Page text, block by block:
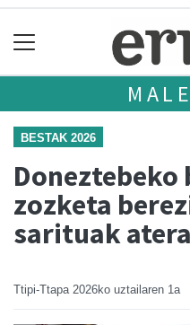
BESTAK 2026
Doneztebeko
zozketa
sarituak
Ttipi-Ttapa 2026ko uztailaren 1a